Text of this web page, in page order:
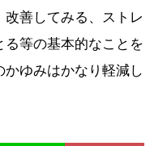
改善してみる、ストレ
る等の基本的なことを
ゆみはかなり軽減し